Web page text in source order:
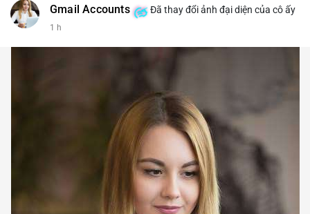
Gmail Accounts Đã thay đổi ảnh đại diện của cô ấy
1 h